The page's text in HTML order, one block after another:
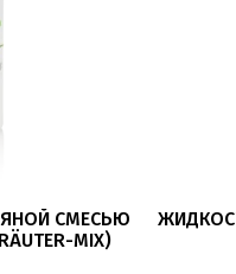
СМЕСЬЮ
MIX) P